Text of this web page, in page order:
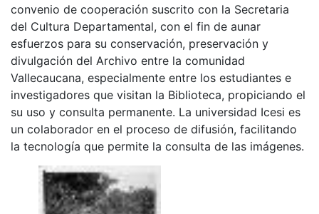
convenio de cooperación suscrito con la Secretaria
del Cultura Departamental, con el fin de aunar
esfuerzos para su conservación, preservación y
divulgación del Archivo entre la comunidad
Vallecaucana, especialmente entre los estudiantes e
investigadores que visitan la Biblioteca, propiciando el
su uso y consulta permanente. La universidad Icesi es
un colaborador en el proceso de difusión, facilitando
la tecnología que permite la consulta de las imágenes.